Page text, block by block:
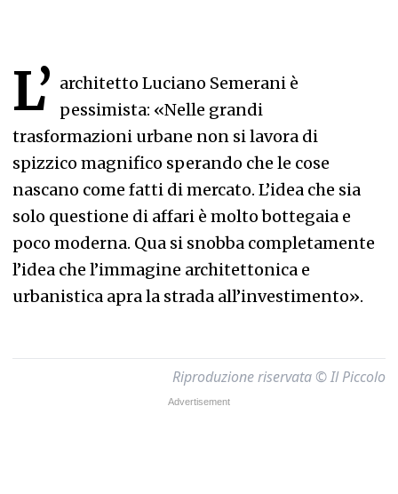
L’ architetto Luciano Semerani è
pessimista: «Nelle grandi
trasformazioni urbane non si lavora di
spizzico magnifico sperando che le cose
nascano come fatti di mercato. L’idea che sia
solo questione di affari è molto bottegaia e
poco moderna. Qua si snobba completamente
l’idea che l’immagine architettonica e
urbanistica apra la strada all’investimento».
Riproduzione riservata © Il Piccolo